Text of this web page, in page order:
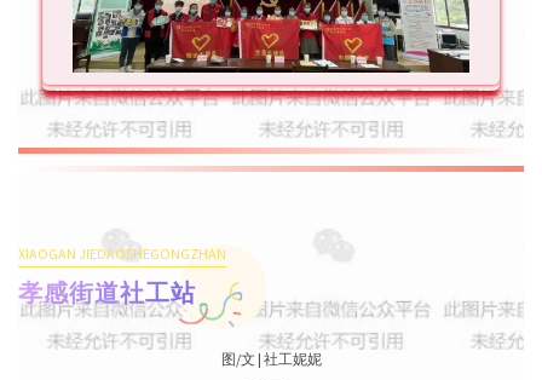
XIAOGAN JIEDAOSHEGONGZHAN
孝感街道社工站
图/文 | 社工妮妮